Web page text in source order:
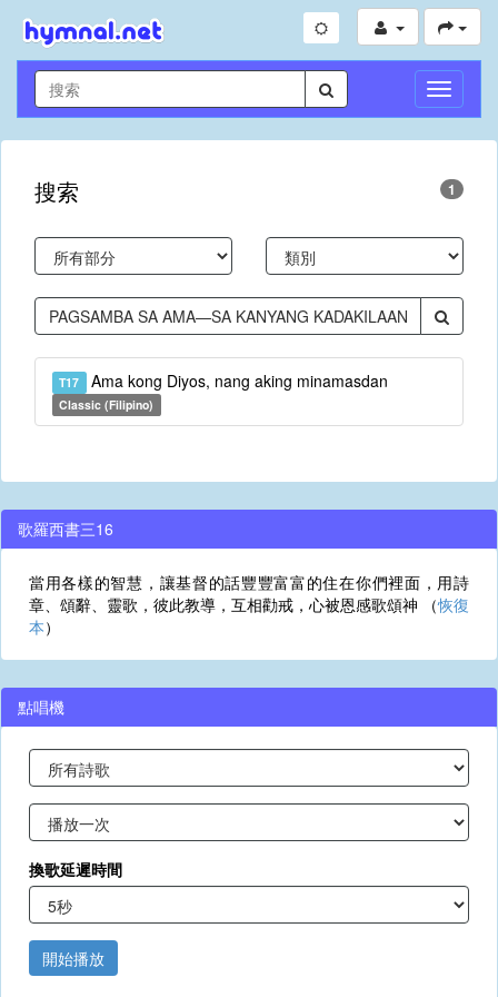
切
換
導
搜索 1
T17 Ama kong Diyos, nang aking minamasdan
Classic (Filipino)
歌羅西書三16
當用各樣的智慧，讓基督的話豐豐富富的住在你們裡面，用詩
章、頌辭、靈歌，彼此教導，互相勸戒，心被恩感歌頌神 （恢復
本）
點唱機
換歌延遲時間
開始播放